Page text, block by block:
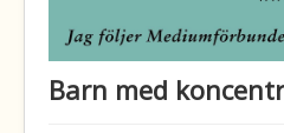
Artiklar
Barn med